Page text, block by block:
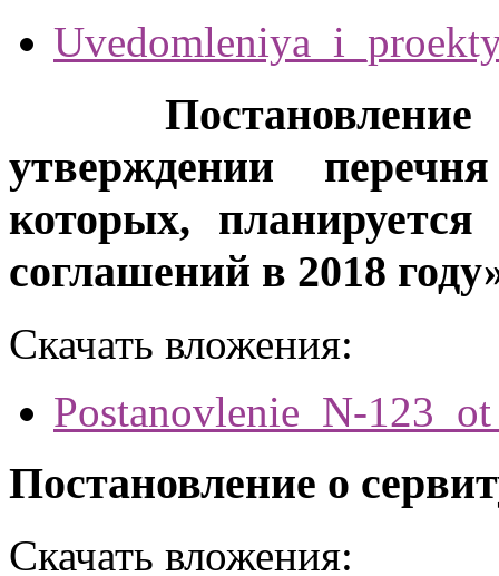
Постановление
утверждении
которых,
соглашений в 2018
Скачать вложения:
Postanovlenie_N-
Постановление о
Скачать вложения: